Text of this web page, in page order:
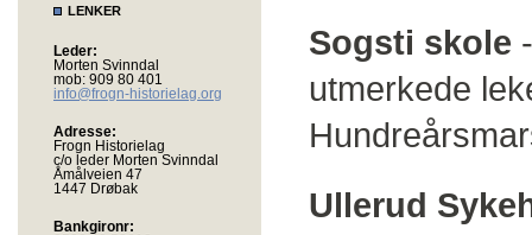
LENKER
Leder:
Morten Svinndal
mob: 909 80 401
info@frogn-historielag.org
Adresse:
Frogn Historielag
c/o leder Morten Svinndal
Åmålveien 47
1447 Drøbak
Bankgironr:
Sogsti skole
utmerkede
Ullerud